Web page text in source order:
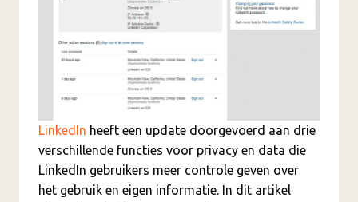
LinkedIn heeft een update doorgevoerd aan drie
verschillende functies voor privacy en data die
LinkedIn gebruikers meer controle geven over
het gebruik en eigen informatie. In dit artikel